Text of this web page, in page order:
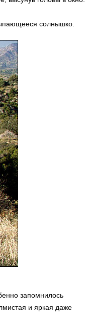
солнышко.
запомнилось
и яркая даже